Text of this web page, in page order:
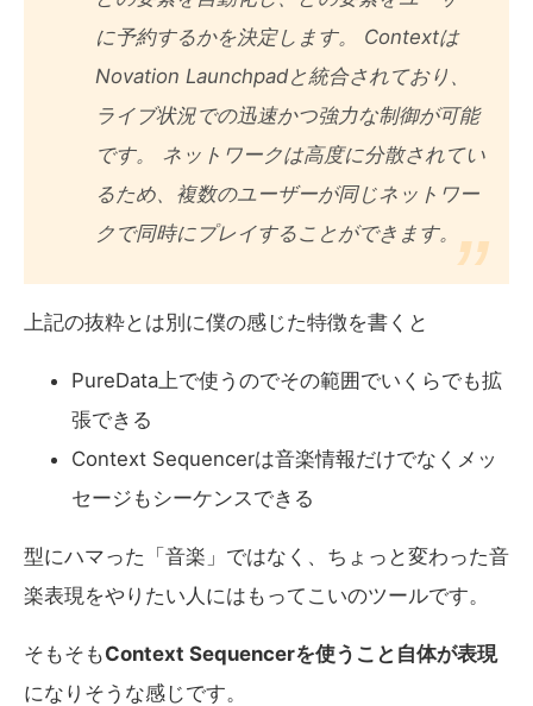
に予約するかを決定します。 Contextは
Novation Launchpadと統合されており、
ライブ状況での迅速かつ強力な制御が可能
です。 ネットワークは高度に分散されてい
るため、複数のユーザーが同じネットワー
クで同時にプレイすることができます。
上記の抜粋とは別に僕の感じた特徴を書くと
PureData上で使うのでその範囲でいくらでも拡
張できる
Context Sequencerは音楽情報だけでなくメッ
セージもシーケンスできる
型にハマった「音楽」ではなく、ちょっと変わった音
楽表現をやりたい人にはもってこいのツールです。
そもそもContext Sequencerを使うこと自体が表現
になりそうな感じです。